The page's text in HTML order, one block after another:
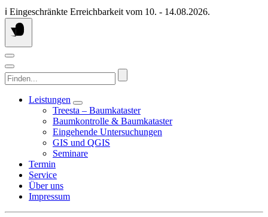
Springen
Sie
zum
ℹ️ Eingeschränkte Erreichbarkeit vom 10. - 14.08.2026.
Finden...
Leistungen
Treesta – Baumkataster
Baumkontrolle & Baumkataster
Eingehende Untersuchungen
GIS und QGIS
Seminare
Termin
Service
Über uns
Impressum